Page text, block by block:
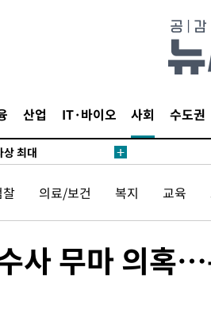
산업 IT·바이오 사회 수도권
주·윤난실
6478.75 개장
최대
능성도
뉴욕증시 혼조 마감 다
기가 매우 어려워" 취
" 이란 외무부 대변인
정 전력 위해 불가피"
의료/보건 복지 교육
사 무마 의혹